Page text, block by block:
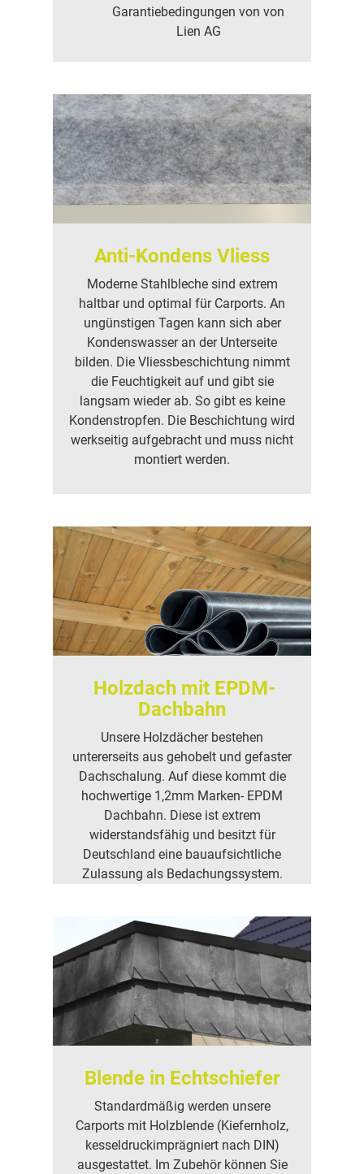
Garantiebedingungen von von
Lien AG
Anti-Kondens Vliess
Moderne Stahlbleche sind extrem
haltbar und optimal für Carports. An
ungünstigen Tagen kann sich aber
Kondenswasser an der Unterseite
bilden. Die Vliessbeschichtung nimmt
die Feuchtigkeit auf und gibt sie
langsam wieder ab. So gibt es keine
Kondenstropfen. Die Beschichtung wird
werkseitig aufgebracht und muss nicht
montiert werden.
Holzdach mit EPDM-
Dachbahn
Unsere Holzdächer bestehen
untererseits aus gehobelt und gefaster
Dachschalung. Auf diese kommt die
hochwertige 1,2mm Marken- EPDM
Dachbahn. Diese ist extrem
widerstandsfähig und besitzt für
Deutschland eine bauaufsichtliche
Zulassung als Bedachungssystem.
Blende in Echtschiefer
Standardmäßig werden unsere
Carports mit Holzblende (Kiefernholz,
kesseldruckimprägniert nach DIN)
ausgestattet. Im Zubehör können Sie